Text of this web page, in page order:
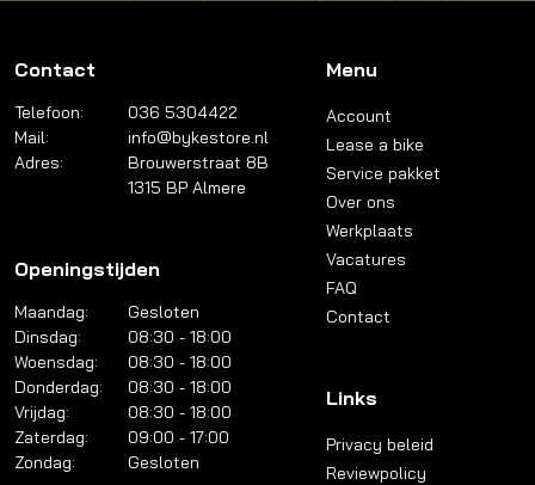
Contact
Telefoon:
036 5304422
Mail:
info@bykestore.nl
Adres:
Brouwerstraat 8B
1315 BP Almere
Openingstijden
Maandag:
Gesloten
Dinsdag:
08:30 - 18:00
Woensdag:
08:30 - 18:00
Donderdag:
08:30 - 18:00
Vrijdag:
08:30 - 18:00
Zaterdag:
09:00 - 17:00
Zondag:
Gesloten
Menu
Account
Lease a bike
Service pakket
Over ons
Werkplaats
Vacatures
FAQ
Contact
Links
Privacy beleid
Reviewpolicy